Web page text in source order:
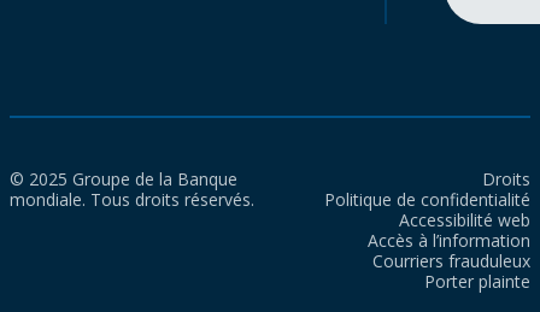
© 2025 Groupe de la Banque
mondiale. Tous droits réservés.
Droits
Politique de confidentialité
Accessibilité web
Accès à l’information
Courriers frauduleux
Porter plainte